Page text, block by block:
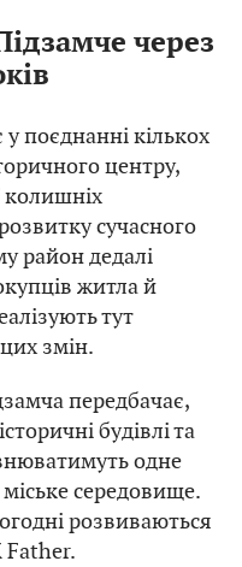
через
поєднанні кількох
центру,
колишніх
сучасного
район дедалі
житла й
тут
змін.
передбачає,
будівлі та
одне
середовище.
розвиваються
Father.